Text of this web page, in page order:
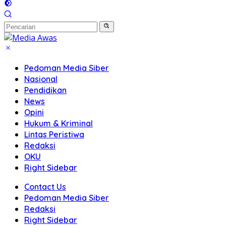
Pedoman Media Siber
Nasional
Pendidikan
News
Opini
Hukum & Kriminal
Lintas Peristiwa
Redaksi
OKU
Right Sidebar
Contact Us
Pedoman Media Siber
Redaksi
Right Sidebar